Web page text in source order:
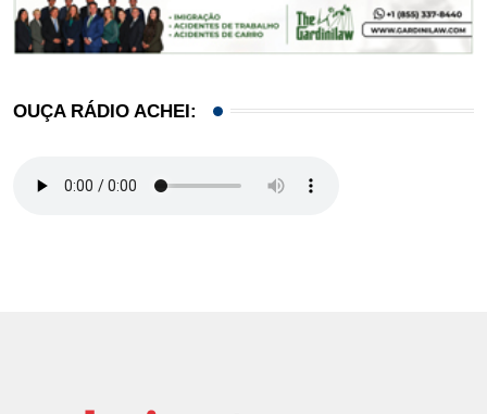
OUÇA RÁDIO ACHEI: